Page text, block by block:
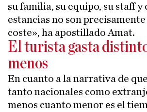
su familia, su equipo, su staff y
estancias no son
coste», ha apostillado Amat.
El turista gasta
menos
En cuanto a la narrativa de
tanto nacionales como
menos cuanto menor es el